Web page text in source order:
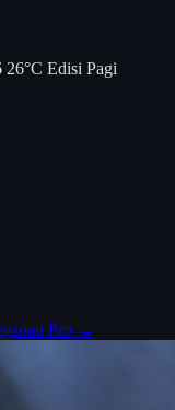
26°C Edisi Pagi
Pro →